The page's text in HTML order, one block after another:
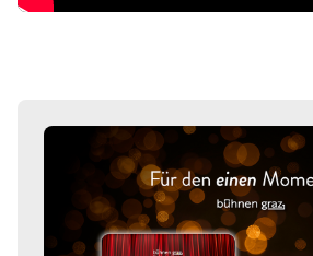
Der Koffer der Adele